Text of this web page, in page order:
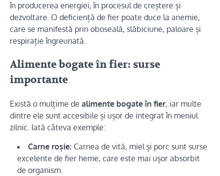
în producerea energiei, în procesul de creștere și
dezvoltare. O deficiență de fier poate duce la anemie,
care se manifestă prin oboseală, slăbiciune, paloare și
respirație îngreunată.
Alimente bogate în fier: surse
importante
Există o mulțime de alimente bogate în fier, iar multe
dintre ele sunt accesibile și ușor de integrat în meniul
zilnic. Iată câteva exemple:
Carne roșie: Carnea de vită, miel și porc sunt surse
excelente de fier heme, care este mai ușor absorbit
de organism.